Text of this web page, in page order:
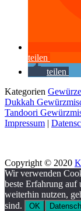
teilen
teilen
Kategorien Gewürze
Dukkah
Tandoori
Impressum |
Copyright © 2020
Wir verwenden
beste Erfahrung auf
weiterhin nutzen,
sind.
OK